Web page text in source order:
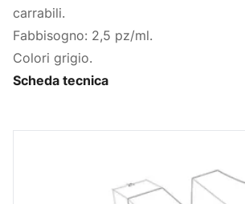
carrabili.
Fabbisogno: 2,5 pz/ml.
Colori grigio.
Scheda tecnica